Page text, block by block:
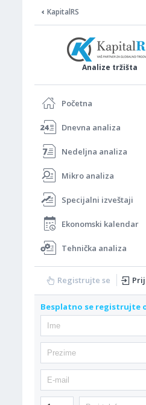
KapitalRS
Analize tržišta
Početna
Dnevna analiza
Nedeljna analiza
Mikro analiza
Specijalni izveštaji
Ekonomski kalendar
Tehnička analiza
Registrujte se
Besplatno se registrujte